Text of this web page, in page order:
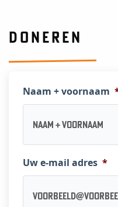
DONEREN
Naam + voornaam
Uw e-mail adres *